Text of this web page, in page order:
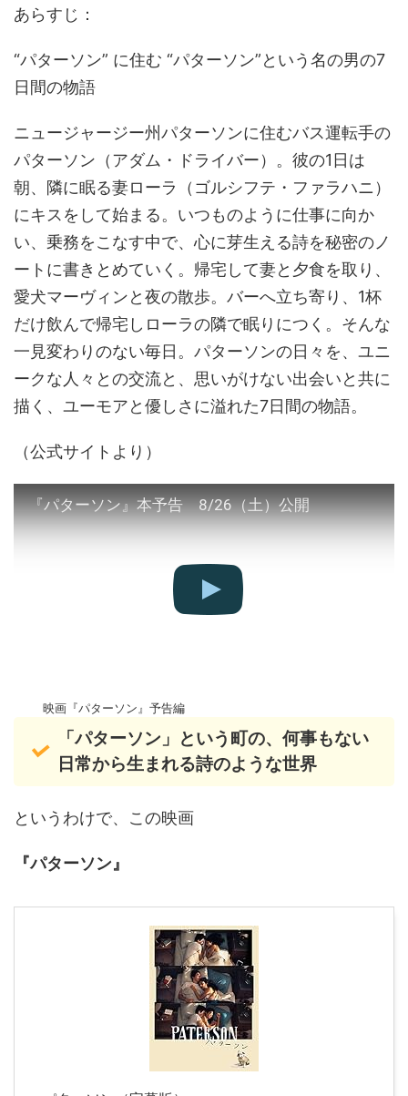
あらすじ：
“パターソン” に住む “パターソン”という名の男の7
日間の物語
ニュージャージー州パターソンに住むバス運転手の
パターソン（アダム・ドライバー）。彼の1日は
朝、隣に眠る妻ローラ（ゴルシフテ・ファラハニ）
にキスをして始まる。いつものように仕事に向か
い、乗務をこなす中で、心に芽生える詩を秘密のノ
ートに書きとめていく。帰宅して妻と夕食を取り、
愛犬マーヴィンと夜の散歩。バーへ立ち寄り、1杯
だけ飲んで帰宅しローラの隣で眠りにつく。そんな
一見変わりのない毎日。パターソンの日々を、ユニ
ークな人々との交流と、思いがけない出会いと共に
描く、ユーモアと優しさに溢れた7日間の物語。
（公式サイトより）
『パターソン』本予告 8/26（土）公開
映画『パターソン』予告編
「パターソン」という町の、何事もない
日常から生まれる詩のような世界
というわけで、この映画
『パターソン』